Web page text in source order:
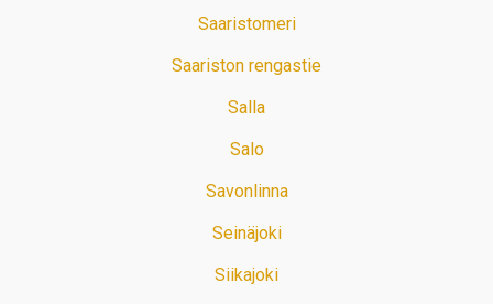
Saaristomeri
Saariston rengastie
Salla
Salo
Savonlinna
Seinäjoki
Siikajoki